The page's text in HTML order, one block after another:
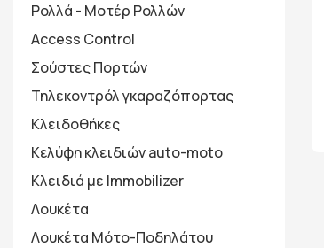
Ρολλά - Μοτέρ Ρολλών
Access Control
Σούστες Πορτών
Τηλεκοντρόλ γκαραζόπορτας
Κλειδοθήκες
Κελύφη κλειδιών auto-moto
Κλειδιά με Immobilizer
Λουκέτα
Λουκέτα Μότο-Ποδηλάτου